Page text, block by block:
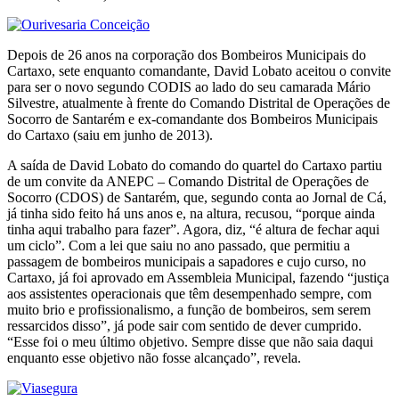
Depois de 26 anos na corporação dos Bombeiros Municipais do
Cartaxo, sete enquanto comandante, David Lobato aceitou o convite
para ser o novo segundo CODIS ao lado do seu camarada Mário
Silvestre, atualmente à frente do Comando Distrital de Operações de
Socorro de Santarém e ex-comandante dos Bombeiros Municipais
do Cartaxo (saiu em junho de 2013).
A saída de David Lobato do comando do quartel do Cartaxo partiu
de um convite da ANEPC – Comando Distrital de Operações de
Socorro (CDOS) de Santarém, que, segundo conta ao Jornal de Cá,
já tinha sido feito há uns anos e, na altura, recusou, “porque ainda
tinha aqui trabalho para fazer”. Agora, diz, “é altura de fechar aqui
um ciclo”. Com a lei que saiu no ano passado, que permitiu a
passagem de bombeiros municipais a sapadores e cujo curso, no
Cartaxo, já foi aprovado em Assembleia Municipal, fazendo “justiça
aos assistentes operacionais que têm desempenhado sempre, com
muito brio e profissionalismo, a função de bombeiros, sem serem
ressarcidos disso”, já pode sair com sentido de dever cumprido.
“Esse foi o meu último objetivo. Sempre disse que não saia daqui
enquanto esse objetivo não fosse alcançado”, revela.